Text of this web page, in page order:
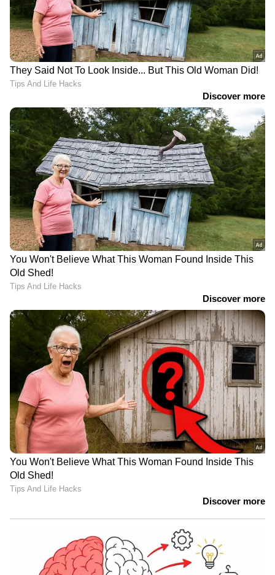
Related Articles
Health Tips : ചർമ്മം ആരോ​ഗ്യത്തോടെ
നിലനിർത്താൻ നിർബന്ധമായും
Health Tips : എന്താണ് നോറോവൈറസ്?
ലക്ഷണങ്ങൾ എന്തെല്ലാം?
5
Image Credit :
പേശികളിലെ ബലക്കുറവ്
വിറ്റാമിൻ ഡി അത്യാവശ്യമാണ്. ഇതിന്റെ കുറവ്
പേശികളിൽ ബലക്കുറവ് ഉണ്ടാകുന്നതിന്
കാരണമാകും.